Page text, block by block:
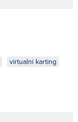
virtualni karting